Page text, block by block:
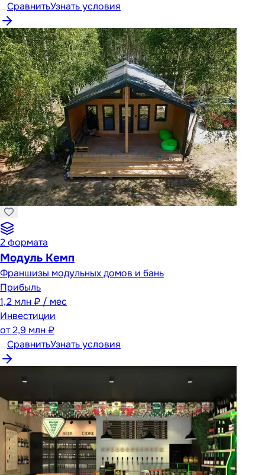
СравнитьУзнать условия
2формата
Модуль Кемп
Франшизы модульных домов и бань
Прибыль
1,2 млн ₽ / мес
Инвестиции
от2,9 млн ₽
СравнитьУзнать условия